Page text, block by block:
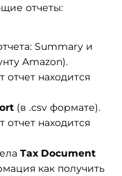
отчеты:
Summary и
Amazon).
находится
(в .csv формате).
находится
Tax Document
как получить